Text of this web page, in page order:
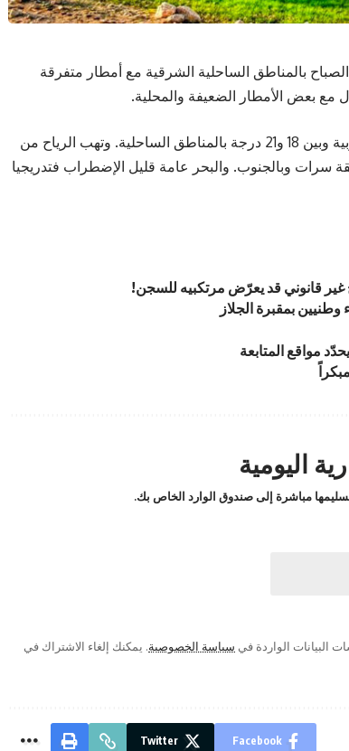
بالمناطق الساحلية الشرقية مع أمطار متفرقة
مع بعض الأمطار الضعيفة والمحلية.
وتتراوح درجات الحرارة بين 14 و 18 درجة بالمناطق الغربية وبين 18 و21 درجة بالمناطق الساحلية. وتهب الرياح من
سرات وبالجنوب. والبحر عامة قليل الإضطراب فتدريجيا
غير قانوني قد يعرّض مرتكبيه للسجن!
بمقبرة الجلاز
مواقع المتابعة
اليومية
مباشرة إلى صندوق الوارد الخاص بك.
البيانات الواردة في سياسة الخصوصية. يمكنك إلغاء الاشتراك في
Facebook
Twitter